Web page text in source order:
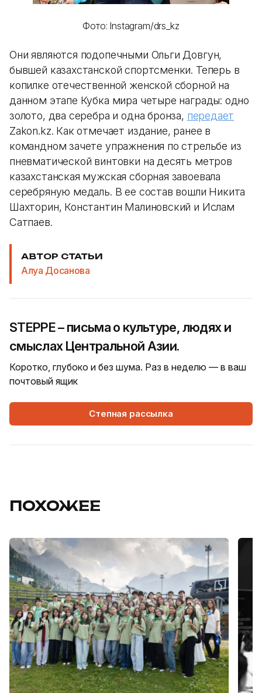
Фото: Instagram/drs_kz
Они являются подопечными Ольги Довгун,
бывшей казахстанской спортсменки. Теперь в
копилке отечественной женской сборной на
данном этапе Кубка мира четыре награды: одно
золото, два серебра и одна бронза, передает
Zakon.kz. Как отмечает издание, ранее в
командном зачете упражнения по стрельбе из
пневматической винтовки на десять метров
казахстанская мужская сборная завоевала
серебряную медаль. В ее состав вошли Никита
Шахторин, Константин Малиновский и Ислам
Сатпаев.
АВТОР СТАТЬИ
Алуа Досанова
STEPPE – письма о культуре, людях и
смыслах Центральной Азии.
Коротко, глубоко и без шума. Раз в неделю — в ваш
почтовый ящик
Степная рассылка
ПОХОЖЕЕ